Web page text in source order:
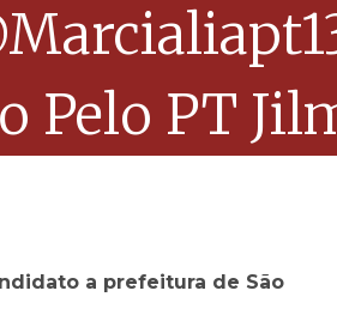
Pelo PT
a prefeitura de São